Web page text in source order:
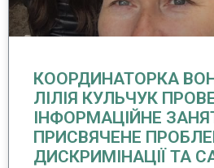
КООРДИНАТОРКА
ЛІЛІЯ КУЛЬЧУК
ІНФОРМАЦІЙНЕ
ПРИСВЯЧЕНЕ
ДИСКРИМІНАЦІЇ ТА